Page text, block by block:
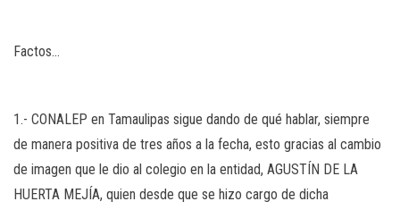
Factos…
1.- CONALEP en Tamaulipas sigue dando de qué hablar, siempre
de manera positiva de tres años a la fecha, esto gracias al cambio
de imagen que le dio al colegio en la entidad, AGUSTÍN DE LA
HUERTA MEJÍA, quien desde que se hizo cargo de dicha